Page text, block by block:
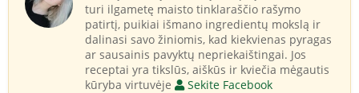
turi ilgametę maisto tinklaraščio rašymo
patirtį, puikiai išmano ingredientų mokslą ir
dalinasi savo žiniomis, kad kiekvienas pyragas
ar sausainis pavyktų nepriekaištingai. Jos
receptai yra tikslūs, aiškūs ir kviečia mėgautis
kūryba virtuvėje
Sekite Facebook